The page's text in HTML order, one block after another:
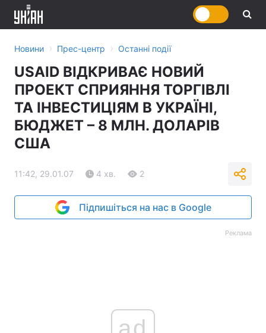
Новини › Прес-центр › Останні події
USAID ВІДКРИВАЄ НОВИЙ
ПРОЕКТ СПРИЯННЯ ТОРГІВЛІ
ТА ІНВЕСТИЦІЯМ В УКРАЇНІ,
БЮДЖЕТ – 8 МЛН. ДОЛАРІВ
США
11:42, 29.01.07 4 хв. 2
Підпишіться на нас в Google
Реклама